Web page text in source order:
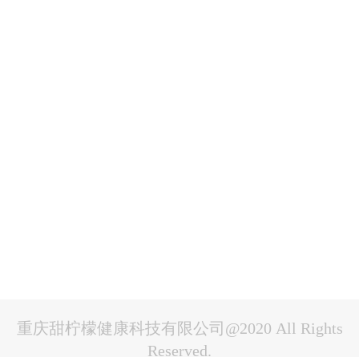
重庆甜柠檬健康科技有限公司@2020 All Rights
Reserved.